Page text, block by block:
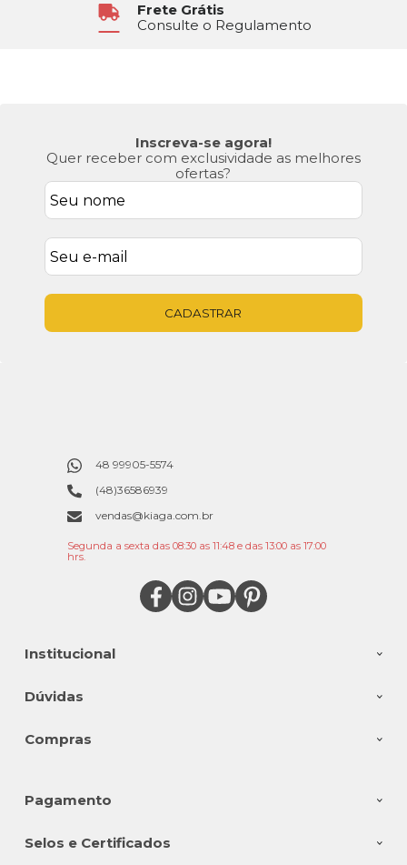
6x Sem Juros
No Cartão de Crédito
Atendimento
Segunda à Sexta das 8h30 às 17h
Inscreva-se agora!
Quer receber com exclusividade as melhores
ofertas?
CADASTRAR
Institucional
Dúvidas
Compras
48 99905-5574
(48)36586939
vendas@kiaga.com.br
Segunda a sexta das 08:30 as 11:48 e das 13:00 as 17:00
hrs.
Pagamento
Selos e Certificados